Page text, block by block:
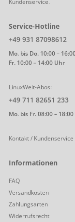
Service-Hotline
+49 931 87098612
Mo. bis Do. 10:00 –
Fr. 10:00 – 14:00 Uhr
LinuxWelt-Abos:
+49 711 82651 233
Mo. bis Fr. 08:00 –
Kontakt / Kundenservice
Informationen
FAQ
Versandkosten
Zahlungsarten
Widerrufsrecht